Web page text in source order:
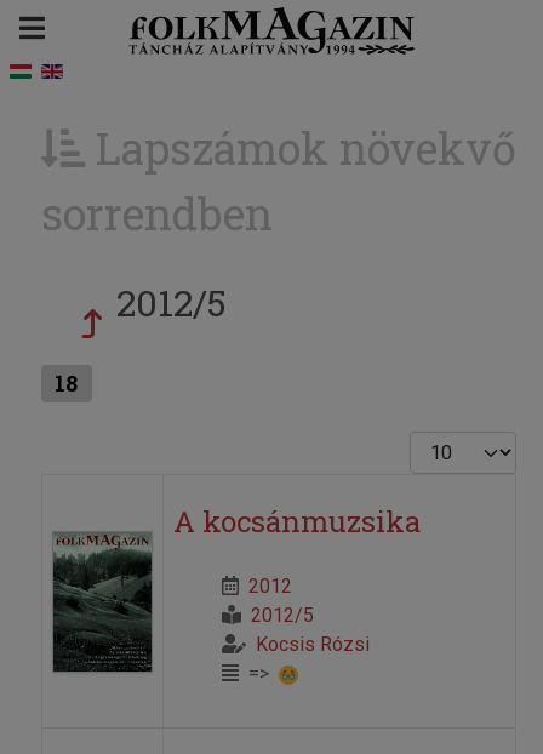
Lapszámok növekvő
sorrendben
2012/5
18
Tételek #
A kocsánmuzsika
2012
2012/5
Kocsis Rózsi
=>